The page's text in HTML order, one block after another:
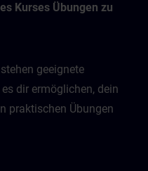
Kurses Übungen zu
geeignete
dir ermöglichen, dein
praktischen Übungen